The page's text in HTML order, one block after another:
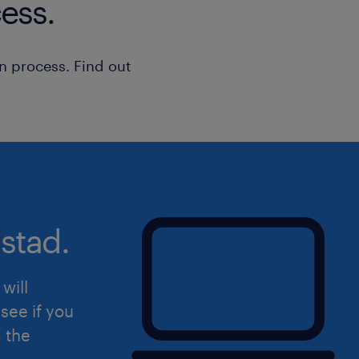
prestando suporte para a
garantindo a comunicação de
Garantir os padrões operacionais de
Service Center, através de
atuação para a manutenção, as
da logística terceirizada.
Desenvolver novos projetos de
process. Find out
will
if you
the